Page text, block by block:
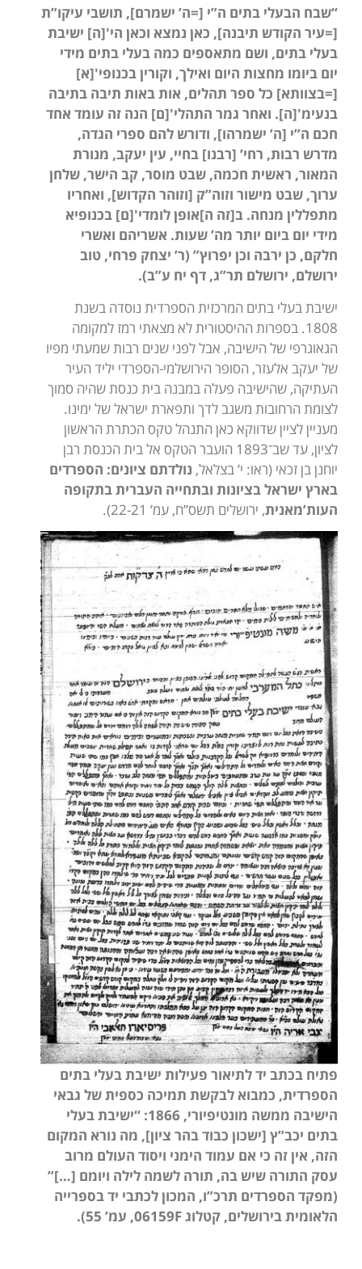
“שבח הבעלי בתים ה”י [=ה’ ישמרם], תושבי עיקו”ת
[=עיר הקודש תיבנה], כאן נמצא וכאן הי'[ה] ישיבת
בעלי בתים, ושם מתאספים כמה בעלי בתים מידי
יום ביומו מחצות היום ואילך, וקורין בכנופי'[א]
[=בצוותא] כל ספר תהלים, אות באות תיבה בתיבה
בנעימ'[ה]. ואחר גמר התהלי'[ם] הנה זה עומד אחד
חכם ה”י [ה’ ישמרהו], ודורש להם ספרי הגדה,
מדרש רבות, רחי’ [רבנו] בחיי, עין יעקב, מנורת
המאור, ראשית חכמה, שבט מוסר, קב הישר, שלחן
ערוך, שבט מישור וזוה”ק [וזוהר הקדוש], ואחריו
מתפללין מנחה. ב[זה ה]אופן לומדי'[ם] בכנופיא
מידי יום ביום יותר מה’ שעות. אשריהם ואשרי
חלקם, כן ירבה וכן יפרוץ” (ר’ יצחק פרחי, טוב
ירושלם, ירושלם תר”ג, דף יח ע”ב).
ישיבת בעלי בתים המרכזית הספרדית נוסדה בשנת
1808. בספרות ההיסטורית לא מצאתי רמז למקומה
הגאוגרפי של הישיבה, אבל לפני שנים רבות שמעתי מפיו
של יעקב אלעזר, הסופר הירושלמי-הספרדי יליד העיר
העתיקה, שהישיבה פעלה במבנה בית כנסת שהיה סמוך
לצומת הרחובות משגב לדך ותפארת ישראל של ימינו.
מעניין לציין שדווקא כאן התנהל טקס הכתרת הראשון
לציון, עד שב־1893 הועבר הטקס אל בית הכנסת רבן
יוחנן בן זכאי (ראו: י’ בצלאל, נולדתם ציונים: הספרדים
בארץ ישראל בציונות ובתחייה העברית בתקופה
העות’מאנית, ירושלים תשס”ח, עמ’ 22-21).
פתיח בכתב יד לתיאור פעילות ישיבת בעלי בתים
הספרדית, כמבוא לבקשת תמיכה כספית של גבאי
הישיבה ממשה מונטיפיורי, 1866: “ישיבת בעלי
בתים יכב”ץ [ישכון כבוד בהר ציון], מה נורא המקום
הזה, אין זה כי אם עמוד הימני ויסוד העולם מרוב
עסק התורה שיש בה, תורה לשמה לילה ויומם […]”
(מפקד הספרדים תרכ”ו, המכון לכתבי יד בספרייה
הלאומית בירושלים, קטלוג 06159F , עמ’ 55).